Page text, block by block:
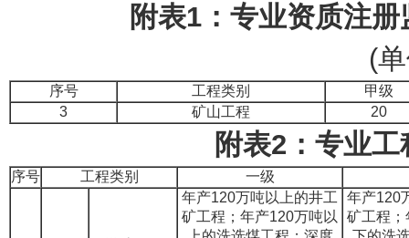
附表1：专业资质注
(单
序号 工程类别
甲级
3
矿山工程 20
附表2：专业
序号 工程类别 一级
年产120万吨以上的井工
矿工程；年产120万吨以
年产120
矿工程